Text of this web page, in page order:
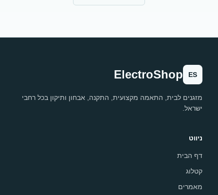
ES
ElectroShop
מזגנים לבית, התאמה מקצועית, התקנה, אבחון ותיקון בכל רחבי
ישראל.
ניווט
דף הבית
קטלוג
מאמרים